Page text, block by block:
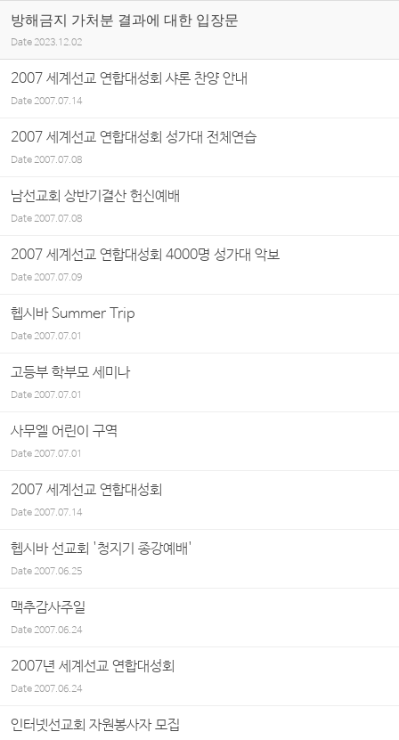
방해금지 가처분 결과에 대한 입장문
Date 2023.12.02
2007 세계선교 연합대성회 샤론 찬양 안내
Date2007.07.14
2007 세계선교 연합대성회 성가대 전체연습
Date2007.07.08
남선교회 상반기결산 헌신예배
Date2007.07.08
2007 세계선교 연합대성회 4000명 성가대 악보
Date2007.07.09
헵시바 Summer Trip
Date2007.07.01
고등부 학부모 세미나
Date2007.07.01
사무엘 어린이 구역
Date2007.07.01
2007 세계선교 연합대성회
Date2007.07.14
헵시바 선교회 '청지기 종강예배'
Date2007.06.25
맥추감사주일
Date2007.06.24
2007년 세계선교 연합대성회
Date2007.06.24
인터넷선교회 자원봉사자 모집